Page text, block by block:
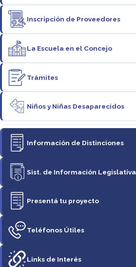
Inscripción de Proveedores
La Escuela en el Concejo
Trámites
Niños y Niñas Desaparecidos
Información de Distinciones
Sist. de Información Legislativa
Presentá tu proyecto
Teléfonos Útiles
Links de Interés